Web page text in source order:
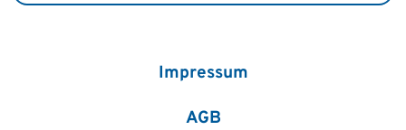
Impressum
AGB